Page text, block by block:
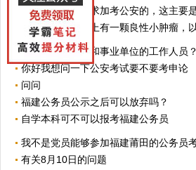
职位类别中有要求加考公安的，这主要
你好，我的后腰上有一颗良性小肿瘤，
政府系统公务员和事业单位的工作人员？
你好我想问一下公安考试要不要考申论
问问
福建公务员公示之后可以放弃吗？
自学本科可不可以报考福建公务员
我不是党员能够参加福建莆田的公务员
有关8月10日的问题